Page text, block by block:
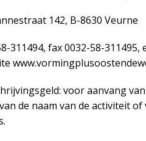
142, B-8630 Veurne
311494, fax 0032-58-
voor aanvang
de naam van de activiteit